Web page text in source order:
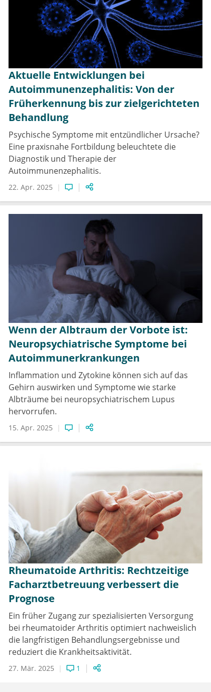
Aktuelle Entwicklungen bei
Autoimmunenzephalitis: Von der
Früherkennung bis zur zielgerichteten
Behandlung
Psychische Symptome mit entzündlicher Ursache?
Eine praxisnahe Fortbildung beleuchtete die
Diagnostik und Therapie der
Autoimmunenzephalitis.
22. Apr. 2025
Wenn der Albtraum der Vorbote ist:
Neuropsychiatrische Symptome bei
Autoimmunerkrankungen
Inflammation und Zytokine können sich auf das
Gehirn auswirken und Symptome wie starke
Albträume bei neuropsychiatrischem Lupus
hervorrufen.
15. Apr. 2025
Rheumatoide Arthritis: Rechtzeitige
Facharztbetreuung verbessert die
Prognose
Ein früher Zugang zur spezialisierten Versorgung
bei rheumatoider Arthritis optimiert nachweislich
die langfristigen Behandlungsergebnisse und
reduziert die Krankheitsaktivität.
27. Mär. 2025 1